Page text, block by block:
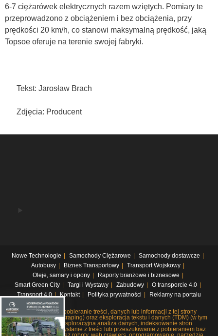
6-7 ciężarówek elektrycznych razem wziętych. Pomiary te
przeprowadzono z obciążeniem i bez obciążenia, przy
prędkości 20 km/h, co stanowi maksymalną prędkość, jaką
Topsoe oferuje na terenie swojej fabryki.
Tekst: Jarosław Brach
Zdjęcia: Producent
Nowe Technologie Samochody Ciężarowe
Samochody dostawcze
Autobusy
Biznes Transportowy
Transport Wojskowy
Oleje, samary i opony
Raporty branżowe i biznesowe
Smart Green City
Targi i Wystawy Zabudowy
O transporcie 4.0
Transport 4.0
Kontakt Polityka prywatności Reklamy na portalu
Systematyczne pobieranie treści, danych lub informacji z tej strony
internetowej (web scraping) oraz eksploracja tekstu i danych (TDM) (w tym
pobieranie i eksploracyjna analiza danych, indeksowanie stron
internetowych, korzystanie z treści lub przeszukiwanie z pobieraniem baz